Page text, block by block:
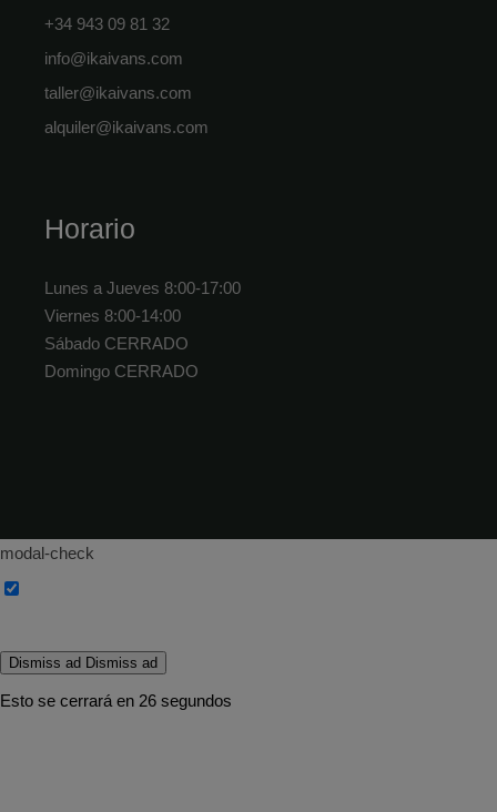
+34 943 09 81 32
info@ikaivans.com
taller@ikaivans.com
alquiler@ikaivans.com
Horario
Lunes a Jueves 8:00-17:00
Viernes 8:00-14:00
Sábado CERRADO
Domingo CERRADO
modal-check
Dismiss ad Dismiss ad
Esto se cerrará en 26 segundos